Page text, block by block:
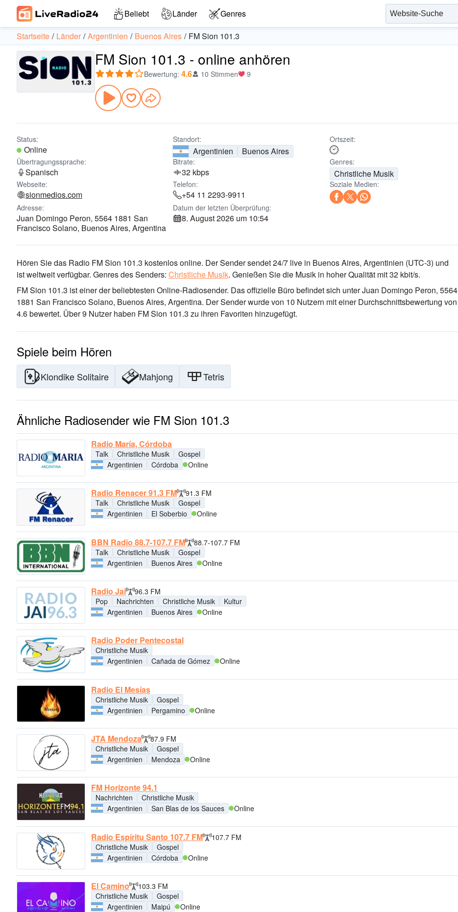
Beliebt Länder Genres
Startseite Länder Argentinien Buenos Aires FM Sion 101.3
FM Sion 101.3 - online anhören
Bewertung: 4.6 10 Stimmen 9
Status:
Online
Standort:
Argentinien Buenos Aires
Ortszeit:
Übertragungssprache:
Spanisch
Bitrate:
32 kbps
Genres:
Christliche Musik
Webseite:
sionmedios.com
Telefon:
+54 11 2293-9911
Soziale Medien:
Adresse:
Juan Domingo Peron, 5564 1881 San
Francisco Solano, Buenos Aires, Argentina
Datum der letzten Überprüfung:
8. August 2026 um 10:54
Hören Sie das Radio FM Sion 101.3 kostenlos online. Der Sender sendet 24/7 live in Buenos Aires, Argentinien (UTC-3) und
ist weltweit verfügbar. Genres des Senders: Christliche Musik. Genießen Sie die Musik in hoher Qualität mit 32 kbit/s.
FM Sion 101.3 ist einer der beliebtesten Online-Radiosender. Das offizielle Büro befindet sich unter Juan Domingo Peron, 5564
1881 San Francisco Solano, Buenos Aires, Argentina. Der Sender wurde von 10 Nutzern mit einer Durchschnittsbewertung von
4.6 bewertet. Über 9 Nutzer haben FM Sion 101.3 zu ihren Favoriten hinzugefügt.
Spiele beim Hören
Klondike Solitaire Mahjong Tetris
Ähnliche Radiosender wie FM Sion 101.3
Radio María, Córdoba
Talk Christliche Musik
Gospel
Argentinien
Córdoba Online
Radio Renacer 91.3 FM
91.3 FM
Talk
Christliche Musik
Gospel
Argentinien
El Soberbio Online
BBN Radio 88.7-107.7 FM
88.7-107.7 FM
Talk
Christliche Musik
Gospel
Argentinien
Buenos Aires Online
Radio Jai
96.3 FM
Pop
Nachrichten Christliche Musik
Kultur
Argentinien
Buenos Aires Online
Radio Poder Pentecostal
Christliche Musik
Argentinien
Cañada de Gómez Online
Radio El Mesías
Christliche Musik
Gospel
Argentinien
Pergamino Online
JTA Mendoza
87.9 FM
Christliche Musik
Gospel
Argentinien
Mendoza Online
FM Horizonte 94.1
Nachrichten
Christliche Musik
Argentinien
San Blas de los Sauces Online
Radio Espíritu Santo 107.7 FM
107.7 FM
Christliche Musik
Gospel
Argentinien
Córdoba Online
El Camino
103.3 FM
Christliche Musik
Gospel
Argentinien
Maipú Online